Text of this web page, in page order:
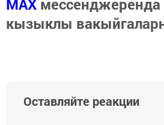
МАХ
кызыклы
Оставляйте реакции